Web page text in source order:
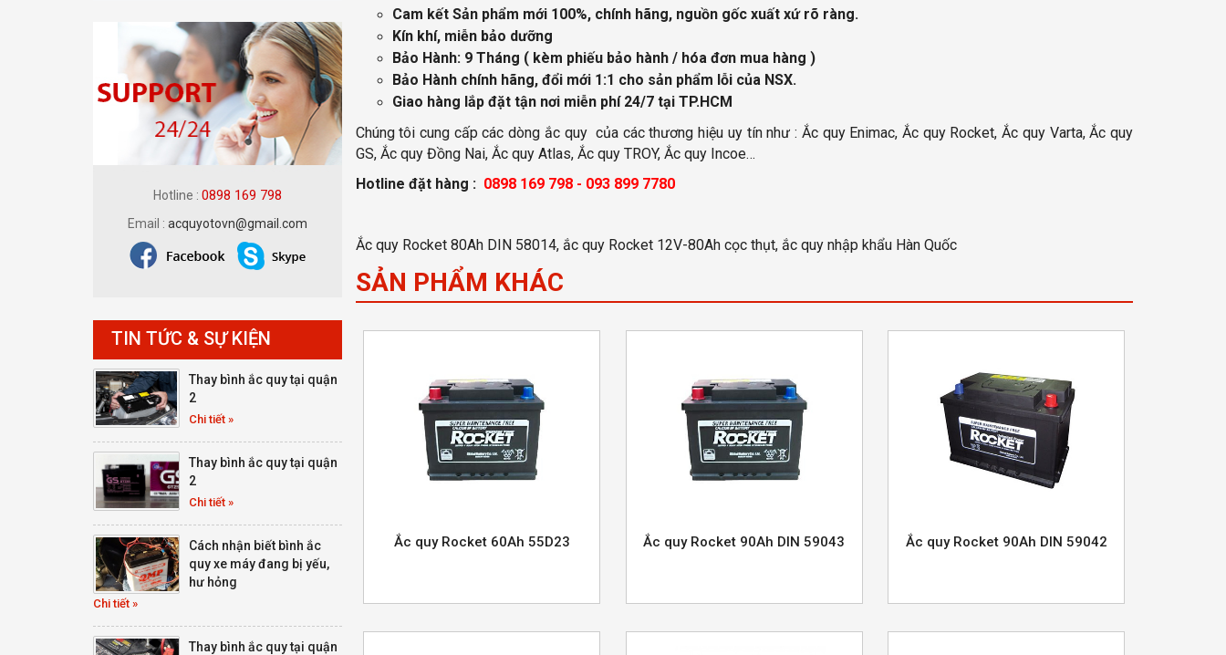
Hotline : 0898 169 798
Email : acquyotovn@gmail.com
TIN TỨC & SỰ KIỆN
Thay bình ắc quy tại quận
2
Chi tiết »
Thay bình ắc quy tại quận
2
Chi tiết »
Cách nhận biết bình ắc
quy xe máy đang bị yếu,
hư hỏng
Chi tiết »
Thay bình ắc quy tại quận
Cam kết Sản phẩm mới 100%, chính hãng, nguồn gốc xuất xứrõ ràng.
Kín khí, miễn bảo dưỡng
Bảo Hành: 9 Tháng ( kèm phiếu bảo hành / hóa đơn mua hàng )
Bảo Hành chính hãng, đổi mới 1:1 cho sản phẩm lỗi của NSX.
Giao hàng lắp đặt tận nơi miễn phí24/7 tại TP.HCM
Chúng tôi cung cấp các dòng ắc quy của các thương hiệu uy tín như : Ắc quy Enimac, Ắc quy Rocket, Ắc quy Varta, Ắc quy
GS, Ắc quy Đồng Nai, Ắc quy Atlas, Ắc quy TROY, Ắc quy Incoe…
Hotline đặt hàng : 0898 169 798 - 093 899 7780
Ắc quy Rocket 80Ah DIN 58014, ắc quy Rocket 12V-80Ah cọc thụt, ắc quy nhập khẩu Hàn Quốc
SẢN PHẨM KHÁC
Ắc quy Rocket 60Ah 55D23 Ắc quy Rocket 90Ah DIN 59043 Ắc quy Rocket 90Ah DIN 59042